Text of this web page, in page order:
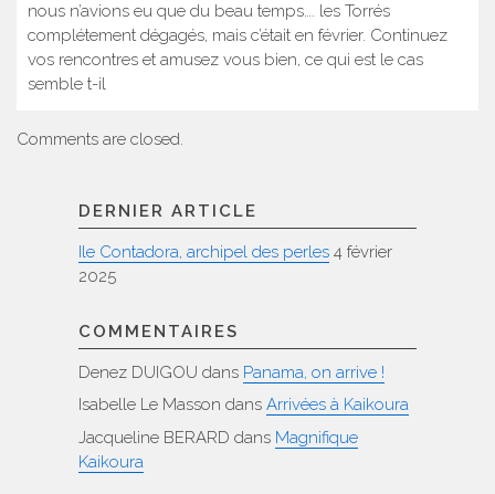
nous n’avions eu que du beau temps…. les Torrés
complétement dégagés, mais c’était en février. Continuez
vos rencontres et amusez vous bien, ce qui est le cas
semble t-il
Comments are closed.
DERNIER ARTICLE
Ile Contadora, archipel des perles 4 février
2025
COMMENTAIRES
Denez DUIGOU dans Panama, on arrive !
Isabelle Le Masson dans Arrivées à Kaikoura
Jacqueline BERARD dans Magnifique
Kaikoura